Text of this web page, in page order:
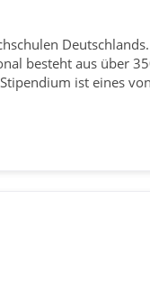
besteht aus über
ist eines